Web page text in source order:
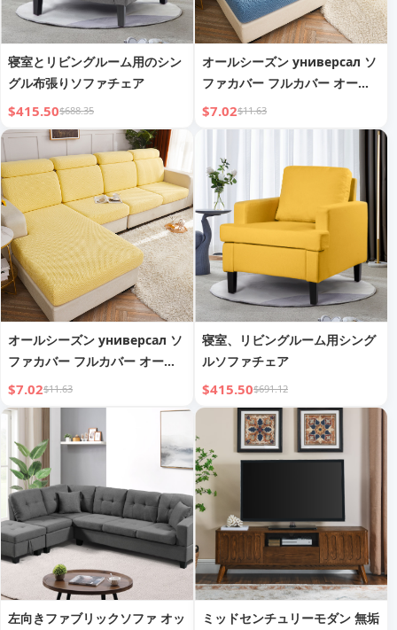
寝室とリビングルーム用のシン
グル布張りソファチェア
$415.50$688.35
オールシーズン универсал ソ
ファカバー フルカバー オール
インクルーシブ レイジー
$7.02$11.63
オールシーズン универсал ソ
ファカバー フルカバー オール
インクルーシブ 万能カバー
$7.02$11.63
寝室、リビングルーム用シング
ルソファチェア
$415.50$691.12
左向きファブリックソファ オッ
ミッドセンチュリーモダン 無垢